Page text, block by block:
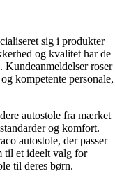
sig i produkter
og kvalitet har de
roser
kompetente personale,
autostole fra mærket
og komfort.
autostole, der passer
til et ideelt valg for
til deres børn.